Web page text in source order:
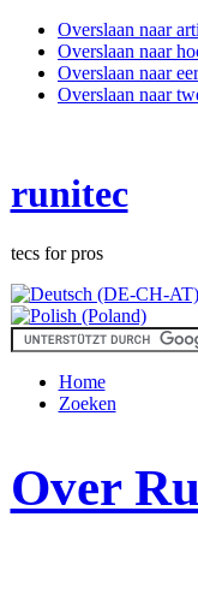
Overslaan naar
Overslaan naar
Overslaan naar
Overslaan naar
runitec
tecs for pros
Home
Zoeken
Over